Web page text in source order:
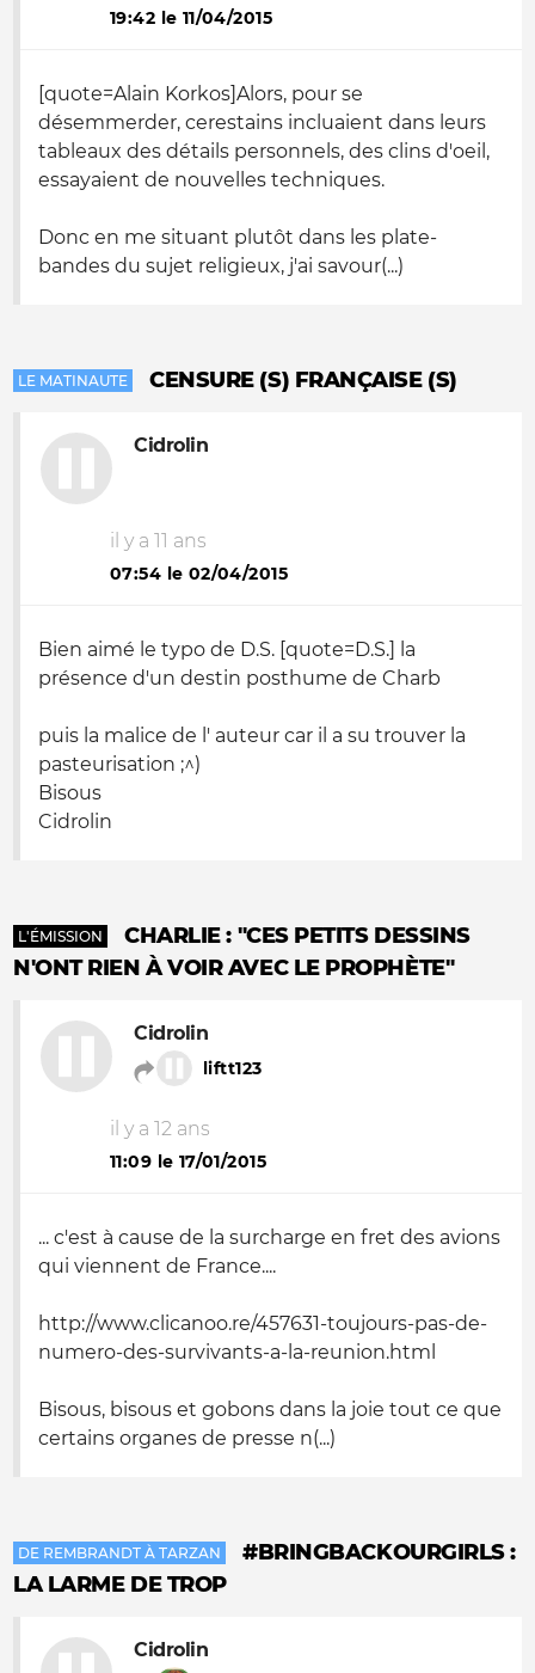
19:42 le 11/04/2015
[quote=Alain Korkos]Alors, pour se
désemmerder, cerestains incluaient dans leurs
tableaux des détails personnels, des clins d'oeil,
essayaient de nouvelles techniques.
Donc en me situant plutôt dans les plate-
bandes du sujet religieux, j'ai savour(...)
LE MATINAUTE CENSURE (S) FRANÇAISE (S)
Cidrolin
il y a 11 ans
07:54 le 02/04/2015
Bien aimé le typo de D.S. [quote=D.S.] la
présence d'un destin posthume de Charb
puis la malice de l' auteur car il a su trouver la
pasteurisation ;^)
Bisous
Cidrolin
L'ÉMISSION
CHARLIE : "CES PETITS DESSINS
N'ONT RIEN À VOIR AVEC LE PROPHÈTE"
Cidrolin
liftt123
il y a 12 ans
11:09 le 17/01/2015
... c'est à cause de la surcharge en fret des avions
qui viennent de France....
http://www.clicanoo.re/457631-toujours-pas-de-
numero-des-survivants-a-la-reunion.html
Bisous, bisous et gobons dans la joie tout ce que
certains organes de presse n(...)
DE REMBRANDT À TARZAN
#BRINGBACKOURGIRLS :
LA LARME DE TROP
Cidrolin